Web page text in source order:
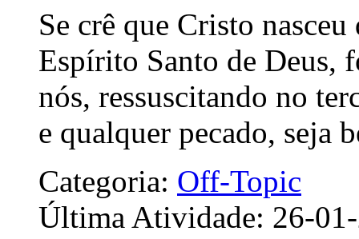
Se crê que Cristo
Espírito Santo de Deus,
nós, ressuscitando no
e qualquer pecado, seja
Categoria: Off-Topic
Última Atividade: 26-